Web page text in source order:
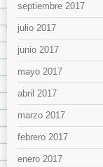
septiembre 2017
julio 2017
junio 2017
mayo 2017
abril 2017
marzo 2017
febrero 2017
enero 2017